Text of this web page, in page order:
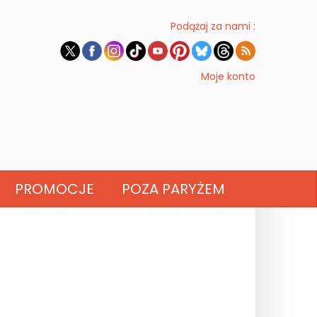
Podążaj za nami :
Moje konto
PROMOCJE POZA PARYŻEM